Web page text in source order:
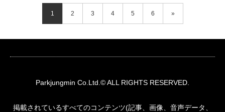
1 2 3 4 5 6 »
Parkjungmin Co.Ltd.© ALL RIGHTS RESERVED.
掲載されているすべてのコンテンツ(記事、画像、音声データ、